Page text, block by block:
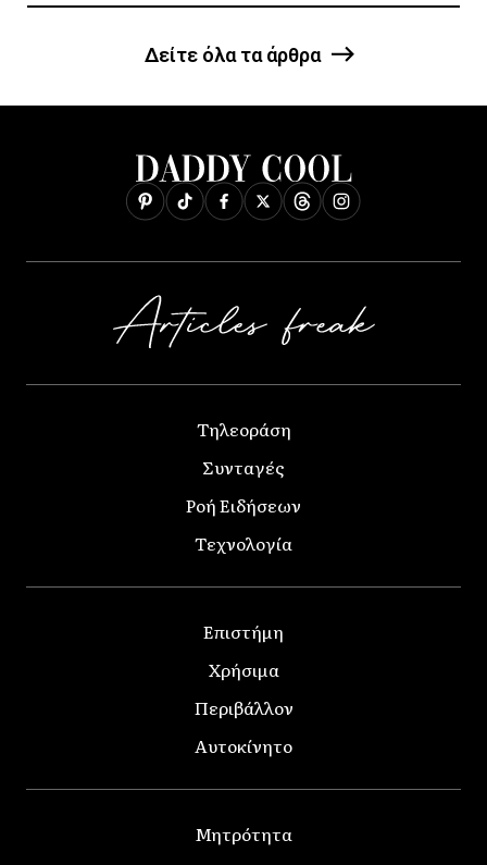
Δείτε όλα τα άρθρα
Τηλεοράση
Συνταγές
Ροή Ειδήσεων
Τεχνολογία
Επιστήμη
Χρήσιμα
Περιβάλλον
Αυτοκίνητο
Μητρότητα